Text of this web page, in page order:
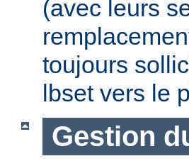
(avec leurs
toujours
lbset vers le
Gestion